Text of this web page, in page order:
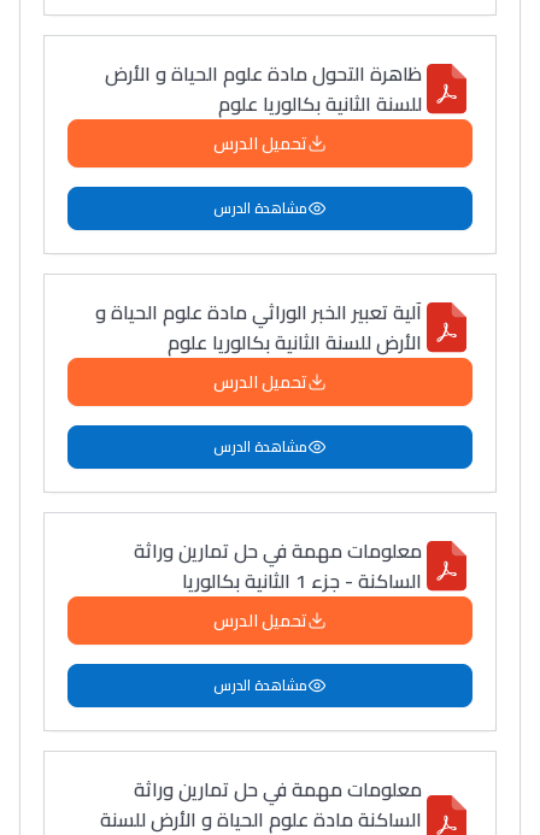
Lycée Maroc
ظاهرة التحول مادة علوم الحياة و الأرض
للسنة الثانية بكالوريا علوم
تحميل الدرس
مشاهدة الدرس
آلية تعبير الخبر الوراثي مادة علوم الحياة و
الأرض للسنة الثانية بكالوريا علوم
تحميل الدرس
مشاهدة الدرس
معلومات مهمة في حل تمارين وراثة
الساكنة - جزء 1 الثانية بكالوريا
تحميل الدرس
مشاهدة الدرس
معلومات مهمة في حل تمارين وراثة
الساكنة مادة علوم الحياة و الأرض للسنة